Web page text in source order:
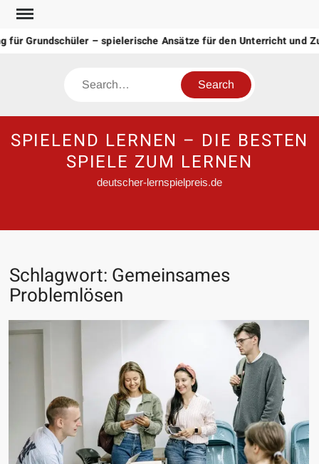
Skip
contentGrundschüler – spielerische Ansätze für den Unterricht und
Search
SPIELEND LERNEN – DIE BESTEN
SPIELE ZUM LERNEN
deutscher-lernspielpreis.de
Schlagwort: Gemeinsames
Problemlösen